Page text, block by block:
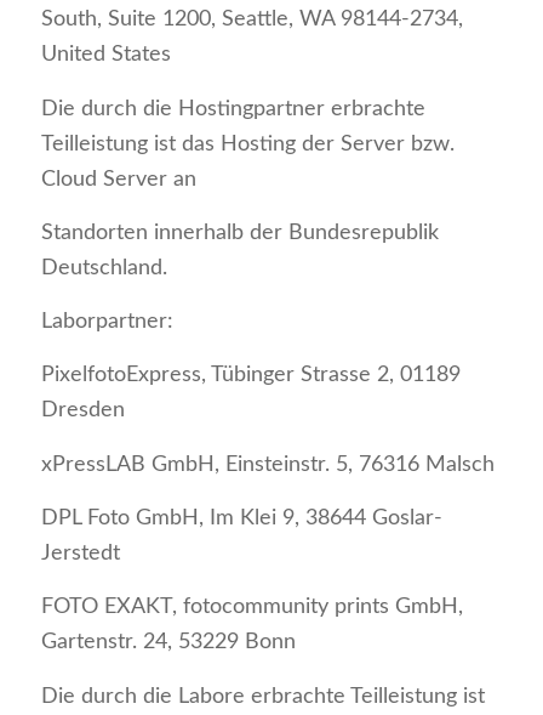
South, Suite 1200, Seattle, WA 98144-2734,
United States
Die durch die Hostingpartner erbrachte
Teilleistung ist das Hosting der Server bzw.
Cloud Server an
Standorten innerhalb der Bundesrepublik
Deutschland.
Laborpartner:
PixelfotoExpress, Tübinger Strasse 2, 01189
Dresden
xPressLAB GmbH, Einsteinstr. 5, 76316 Malsch
DPL Foto GmbH, Im Klei 9, 38644 Goslar-
Jerstedt
FOTO EXAKT, fotocommunity prints GmbH,
Gartenstr. 24, 53229 Bonn
Die durch die Labore erbrachte Teilleistung ist